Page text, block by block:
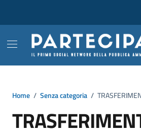
Home / Senza categoria /